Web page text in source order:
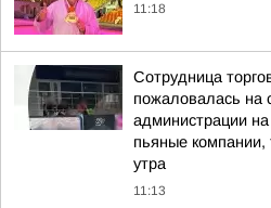
11:18
Сотрудница
пожаловалась на
администрации
пьяные
утра
11:13